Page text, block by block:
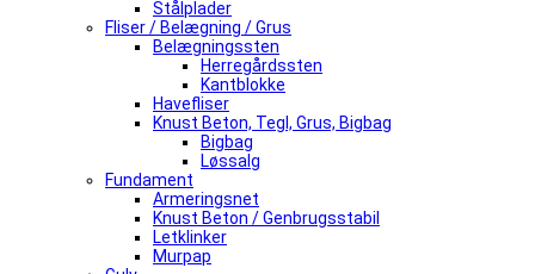
Stålplader
Fliser / Belægning / Grus
Belægningssten
Herregårdssten
Kantblokke
Havefliser
Knust Beton, Tegl, Grus, Bigbag
Bigbag
Løssalg
Fundament
Armeringsnet
Knust Beton / Genbrugsstabil
Letklinker
Murpap